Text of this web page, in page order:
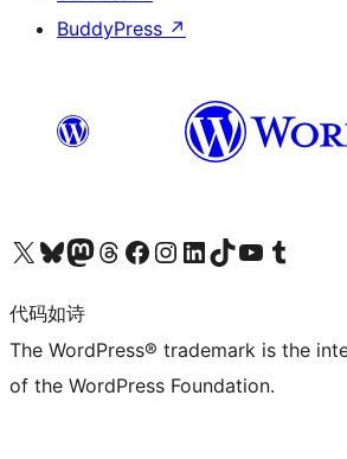
BuddyPress ↗
关注我们的 X（原 Twitter）账号访问我们的 Bluesky 账号关注我们的 Mastodon 账号访问我们的 Threads 账号 访问我们的 Facebook 公共主页关注我们的 Instagram 账号 关注我们的 LinkedIn 主页访问我们的 TikTok 账号访问我们的 YouTube 频道 访问我们的 Tumblr 账号
代码如诗
The WordPress® trademark is the
of the WordPress Foundation.